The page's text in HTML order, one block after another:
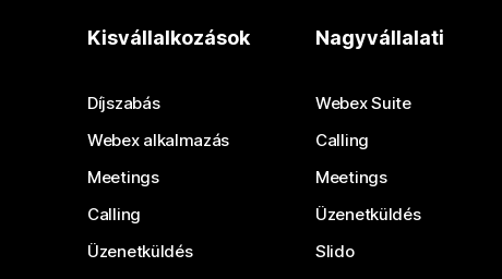
Kisvállalkozások
Díjszabás
Webex alkalmazás
Meetings
Calling
Üzenetküldés
Nagyvállalati
Webex Suite
Calling
Meetings
Üzenetküldés
Slido